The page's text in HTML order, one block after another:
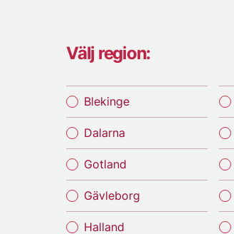
Välj region:
Blekinge
Dalarna
Gotland
Gävleborg
Halland